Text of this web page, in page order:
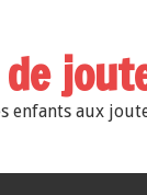
de
enfants aux